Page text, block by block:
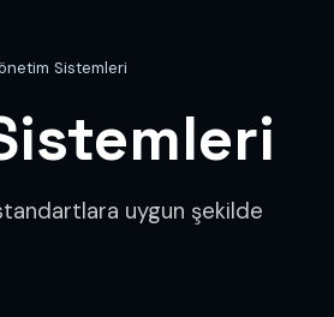
Sistemleri
uygun şekilde